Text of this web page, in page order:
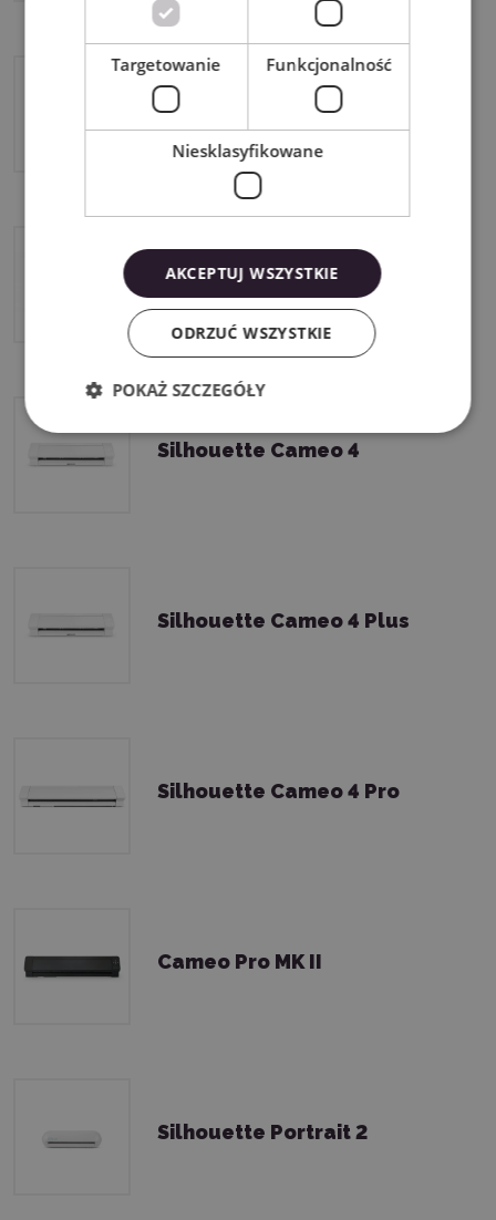
Silhouette Curio 2
Silhouette Portrait 3
Silhouette Cameo 4
Silhouette Cameo 4 Plus
Silhouette Cameo 4 Pro
Cameo Pro MK II
Silhouette Portrait 2
Targetowanie Funkcjonalność
Niesklasyfikowane
AKCEPTUJ WSZYSTKIE
ODRZUĆ WSZYSTKIE
POKAŻ SZCZEGÓŁY